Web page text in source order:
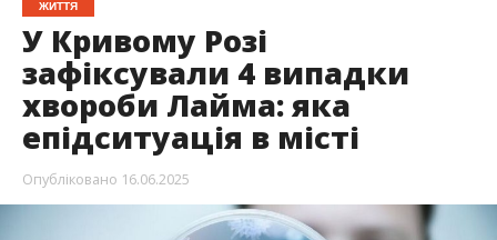
ЖИТТЯ
У Кривому Розі
зафіксували 4 випадки
хвороби Лайма: яка
епідситуація в місті
Опубліковано 16.06.2025